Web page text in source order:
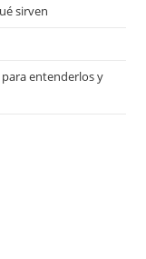
sirven
entenderlos y